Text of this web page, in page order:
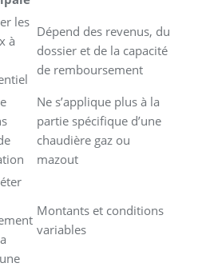
les
à
Dépend des revenus, du
dossier et de la capacité
de remboursement
Ne s’applique plus à la
partie spécifique d’une
chaudière gaz ou
mazout
Montants et conditions
variables